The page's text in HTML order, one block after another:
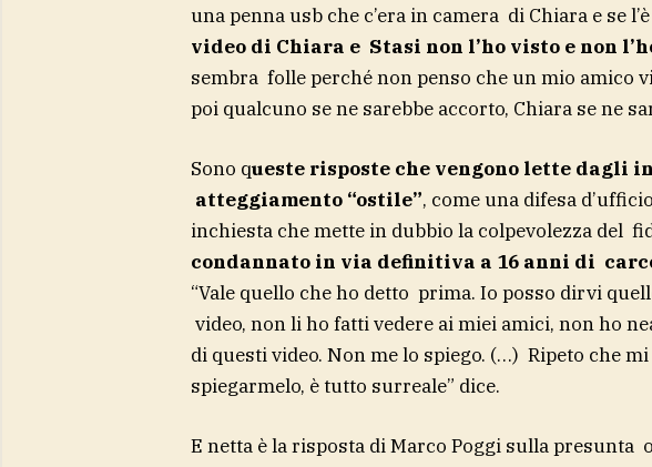
una penna usb che c’era in camera di Chiara e se
video di Chiara e Stasi non l’ho visto e non
sembra folle perché non penso che un mio amico
poi qualcuno se ne sarebbe accorto, Chiara se ne
Sono queste risposte che vengono lette dagli
atteggiamento “ostile”, come una difesa
inchiesta che mette in dubbio la colpevolezza del
condannato in via definitiva a 16 anni di
“Vale quello che ho detto prima. Io posso dirvi
video, non li ho fatti vedere ai miei amici, non ho
di questi video. Non me lo spiego. (…) Ripeto che
spiegarmelo, è tutto surreale” dice.
E netta è la risposta di Marco Poggi sulla presunta